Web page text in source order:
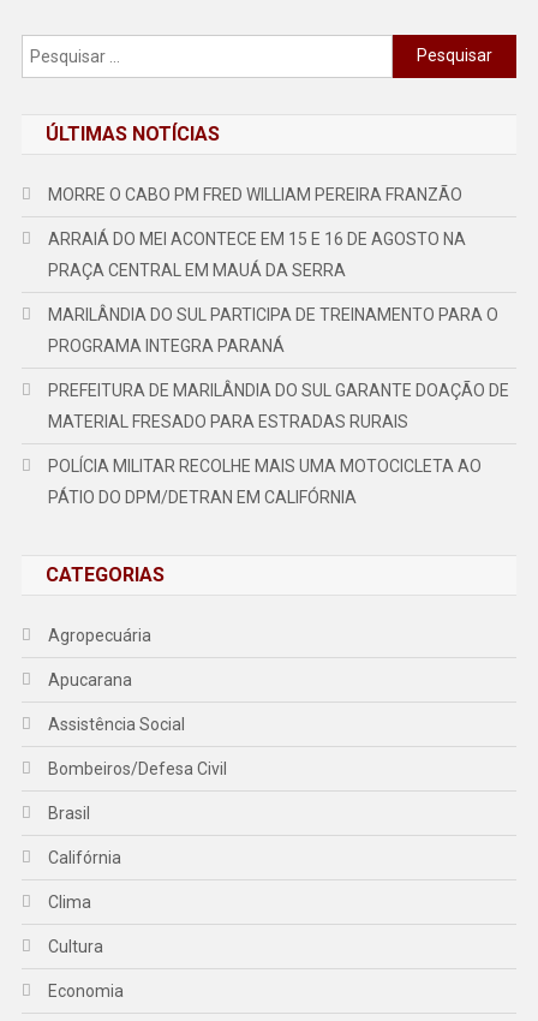
Pesquisar
por:
ÚLTIMAS NOTÍCIAS
MORRE O CABO PM FRED WILLIAM PEREIRA FRANZÃO
ARRAIÁ DO MEI ACONTECE EM 15 E 16 DE AGOSTO NA
PRAÇA CENTRAL EM MAUÁ DA SERRA
MARILÂNDIA DO SUL PARTICIPA DE TREINAMENTO PARA O
PROGRAMA INTEGRA PARANÁ
PREFEITURA DE MARILÂNDIA DO SUL GARANTE DOAÇÃO DE
MATERIAL FRESADO PARA ESTRADAS RURAIS
POLÍCIA MILITAR RECOLHE MAIS UMA MOTOCICLETA AO
PÁTIO DO DPM/DETRAN EM CALIFÓRNIA
CATEGORIAS
Agropecuária
Apucarana
Assistência Social
Bombeiros/Defesa Civil
Brasil
Califórnia
Clima
Cultura
Economia